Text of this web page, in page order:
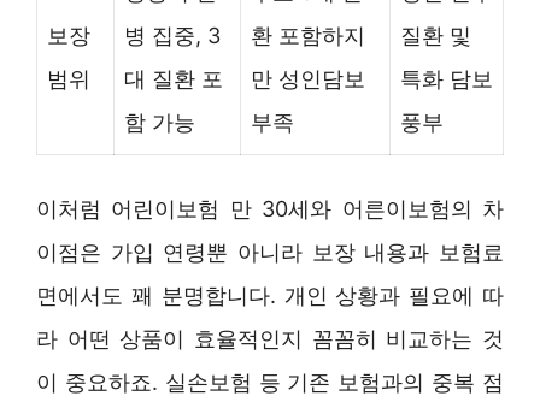
보장
범위
병 집중, 3
대 질환 포
함 가능
환 포함하지
만 성인담보
부족
질환 및
특화 담보
풍부
이처럼 어린이보험 만 30세와 어른이보험의 차
이점은 가입 연령뿐 아니라 보장 내용과 보험료
면에서도 꽤 분명합니다. 개인 상황과 필요에 따
라 어떤 상품이 효율적인지 꼼꼼히 비교하는 것
이 중요하죠. 실손보험 등 기존 보험과의 중복 점